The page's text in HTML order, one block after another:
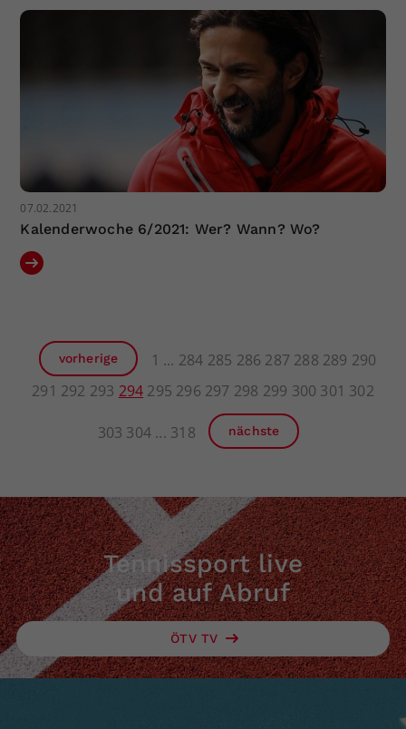
07.02.2021
Kalenderwoche 6/2021: Wer? Wann? Wo?
vorherige 1 284 285 286 287 288 289 290
291 292 293 294 295 296 297 298 299 300 301 302
303 304 318 nächste
Tennissport live
und auf Abruf
ÖTV TV